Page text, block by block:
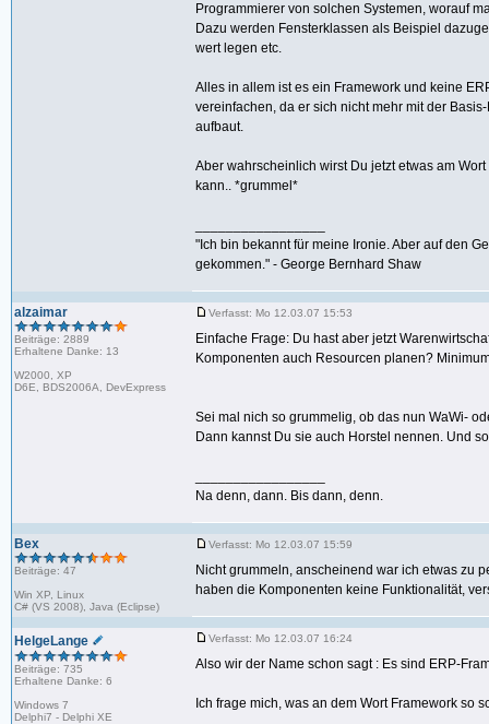
Programmierer von solchen Systemen, worauf
Dazu werden Fensterklassen als Beispiel
wert legen etc.
Alles in allem ist es ein Framework und keine
vereinfachen, da er sich nicht mehr mit der
aufbaut.
Aber wahrscheinlich wirst Du jetzt etwas am
kann.. *grummel*
"Ich bin bekannt für meine Ironie. Aber auf den
gekommen." - George Bernhard Shaw
alzaimar
Beiträge: 2889
Erhaltene Danke: 13
W2000, XP
D6E, BDS2006A, DevExpress
Verfasst: Mo 12.03.07 15:53
Einfache Frage: Du hast aber jetzt
Komponenten auch Resourcen planen?
Sei mal nich so grummelig, ob das nun WaWi-
Dann kannst Du sie auch Horstel nennen. Und
Na denn, dann. Bis dann, denn.
Bex
Beiträge: 47
Win XP, Linux
C# (VS 2008), Java (Eclipse)
Verfasst: Mo 12.03.07 15:59
Nicht grummeln, anscheinend war ich etwas zu
haben die Komponenten keine Funktionalität,
HelgeLange
Beiträge: 735
Erhaltene Danke: 6
Windows 7
Delphi7 - Delphi XE
Verfasst: Mo 12.03.07 16:24
Also wir der Name schon sagt : Es sind ERP-
Ich frage mich, was an dem Wort Framework so